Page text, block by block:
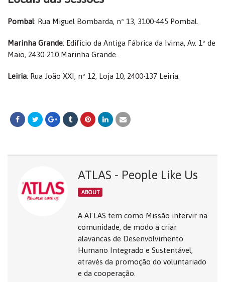
Pombal: Rua Miguel Bombarda, nº 13, 3100-445 Pombal.
Marinha Grande: Edifício da Antiga Fábrica da Ivima, Av. 1º de
Maio, 2430-210 Marinha Grande.
Leiria: Rua João XXI, nº 12, Loja 10, 2400-137 Leiria.
ATLAS - People Like Us
ABOUT
A ATLAS tem como Missão intervir na
comunidade, de modo a criar
alavancas de Desenvolvimento
Humano Integrado e Sustentável,
através da promoção do voluntariado
e da cooperação.